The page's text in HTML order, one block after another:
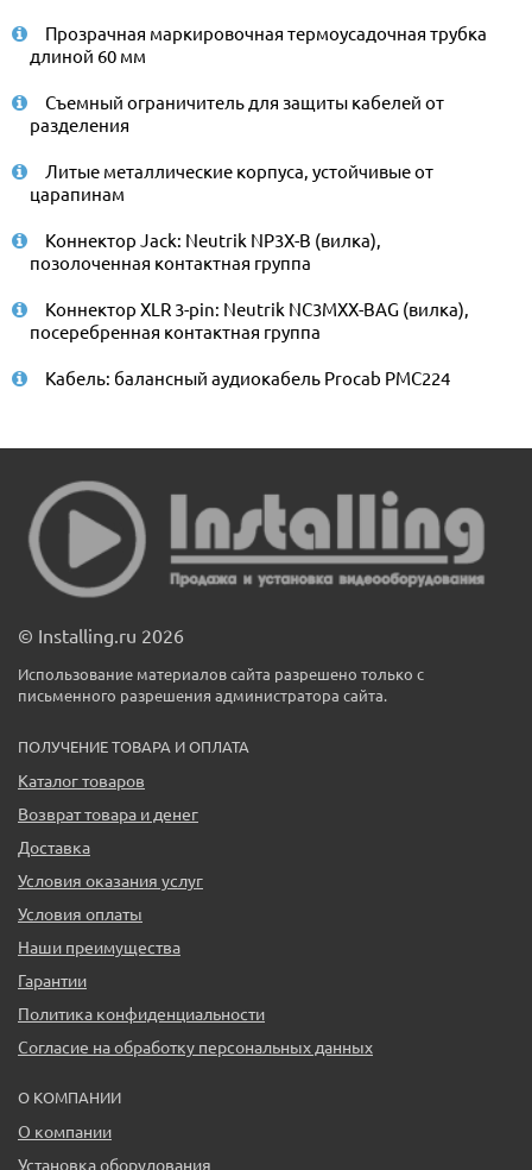
Прозрачная маркировочная термоусадочная трубка
длиной 60 мм
Съемный ограничитель для защиты кабелей от
разделения
Литые металлические корпуса, устойчивые от
царапинам
Коннектор Jack: Neutrik NP3X-B (вилка),
позолоченная контактная группа
Коннектор XLR 3-pin: Neutrik NC3MXX-BAG (вилка),
посеребренная контактная группа
Кабель: балансный аудиокабель Procab PMC224
© Installing.ru 2026
Использование материалов сайта разрешено только с
письменного разрешения администратора сайта.
ПОЛУЧЕНИЕ ТОВАРА И ОПЛАТА
Каталог товаров
Возврат товара и денег
Доставка
Условия оказания услуг
Условия оплаты
Наши преимущества
Гарантии
Политика конфиденциальности
Согласие на обработку персональных данных
О КОМПАНИИ
О компании
Установка оборудования